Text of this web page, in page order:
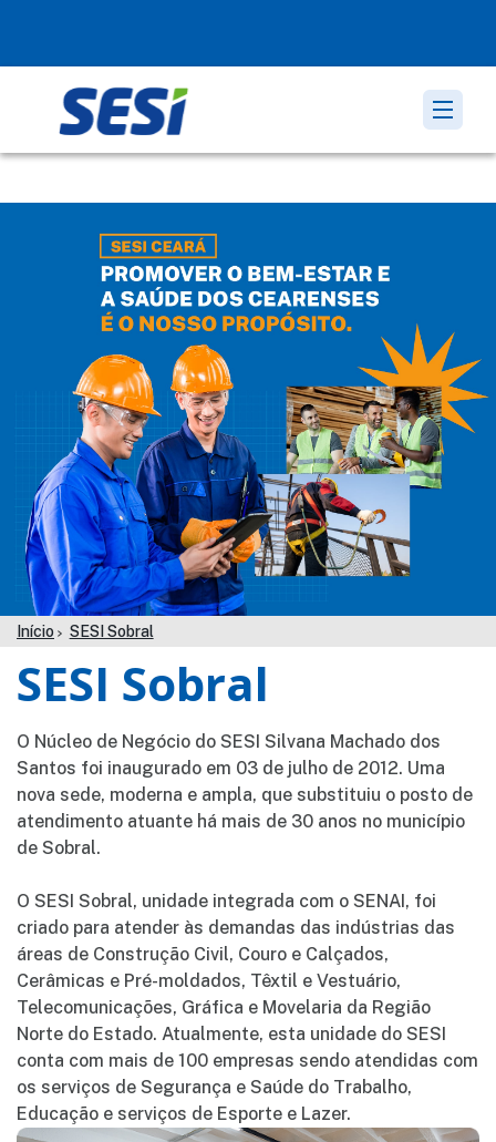
Início SESI Sobral
SESI Sobral
O Núcleo de Negócio do SESI Silvana Machado dos
Santos foi inaugurado em 03 de julho de 2012. Uma
nova sede, moderna e ampla, que substituiu o posto de
atendimento atuante há mais de 30 anos no município
de Sobral.
O SESI Sobral, unidade integrada com o SENAI, foi
criado para atender às demandas das indústrias das
áreas de Construção Civil, Couro e Calçados,
Cerâmicas e Pré-moldados, Têxtil e Vestuário,
Telecomunicações, Gráfica e Movelaria da Região
Norte do Estado. Atualmente, esta unidade do SESI
conta com mais de 100 empresas sendo atendidas com
os serviços de Segurança e Saúde do Trabalho,
Educação e serviços de Esporte e Lazer.